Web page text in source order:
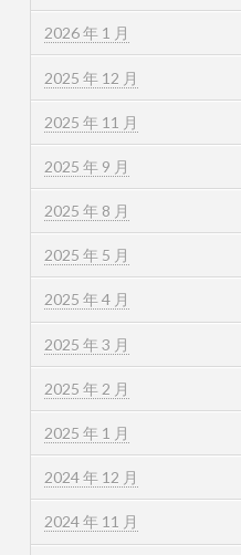
2026 年 1 月
2025 年 12 月
2025 年 11 月
2025 年 9 月
2025 年 8 月
2025 年 5 月
2025 年 4 月
2025 年 3 月
2025 年 2 月
2025 年 1 月
2024 年 12 月
2024 年 11 月